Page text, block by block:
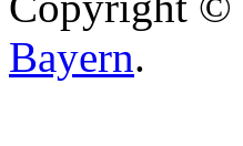
Bayern.